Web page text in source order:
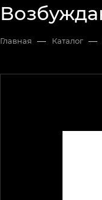
Главная — Каталог —